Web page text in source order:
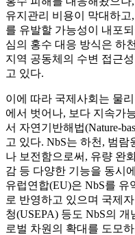
유지관리 비용이 막대하
를 유발할 가능성이 내포
심의 홍수 대응 방식은 하
지역 공동체의 수변 접근
고 있다.
이에 따라 국제사회는 물
에서 벗어나, 보다 지속가
서 자연기반해법(Nature-
고 있다. NbS는 하천, 범
나 보전함으로써, 유량 완
감 등 다양한 기능을 동시
유럽연합(EU)은 NbS를
로 반영하고 있으며 국제
청(USEPA) 등도 NbS의
로벌 차원의 확대를 도모